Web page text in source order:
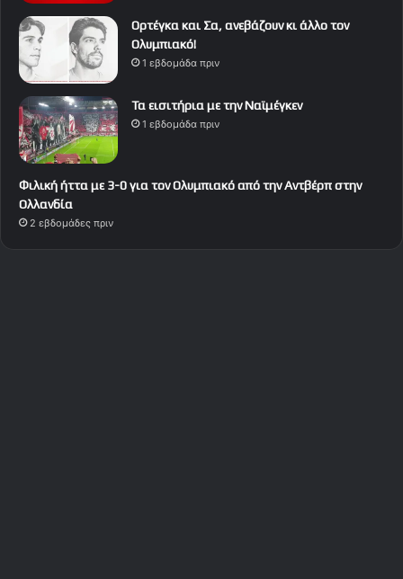
Ορτέγκα και Σα, ανεβάζουν κι άλλο τον
Ολυμπιακό!
1 εβδομάδα πριν
Τα εισιτήρια με την Ναϊμέγκεν
1 εβδομάδα πριν
Φιλική ήττα με 3-0 για τον Ολυμπιακό από την Αντβέρπ στην
Ολλανδία
2 εβδομάδες πριν